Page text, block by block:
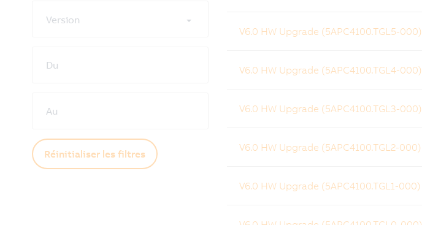
Version
Du
Au
Réinitialiser les filtres
V6.0 HW Upgrade (5APC4100.TGL5-000)
V6.0 HW Upgrade (5APC4100.TGL4-000)
V6.0 HW Upgrade (5APC4100.TGL3-000)
V6.0 HW Upgrade (5APC4100.TGL2-000)
V6.0 HW Upgrade (5APC4100.TGL1-000)